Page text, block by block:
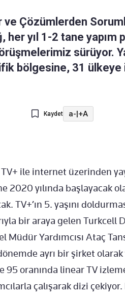
Çözümlerden
her yıl 1-2 tane yapım
sürüyor.
bölgesine, 31
Kaydet a-|+A
ile internet üzerinden
2020 yılında başlayacak
TV+’ın 5. yaşını
bir araya gelen Turkcell
Müdür Yardımcısı Ataç
ayrı bir şirket
oranında linear TV izleme
çalışarak dizi